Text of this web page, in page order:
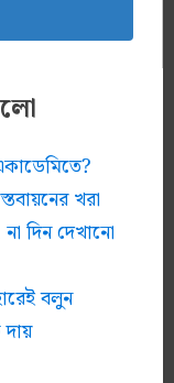
খরা
দিন দেখানো
বলুন